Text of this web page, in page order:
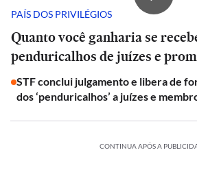
PAÍS DOS PRIVILÉGIOS
Quanto você ganharia se
penduricalhos de juízes e
STF conclui julgamento e libera de
dos ‘penduricalhos’ a juízes e
CONTINUA APÓS A